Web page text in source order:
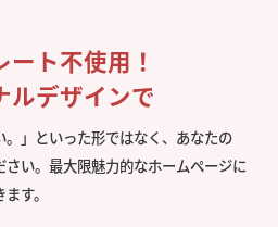
ート不使用！
ルデザインで
。」といった形ではなく、あなたの
さい。最大限魅力的なホームページに
す。